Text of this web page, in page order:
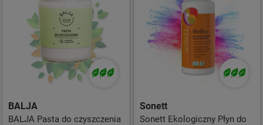
BALJA
BALJA Pasta do czyszczenia
Sonett
Sonett Ekologiczny Płyn do